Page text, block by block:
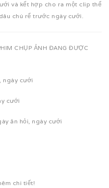
và kết hợp cho ra một clip thể
chú rể trước ngày cưới.
CHỤP ẢNH ĐANG ĐƯỢC
ngày cưới
cưới
ăn hỏi, ngày cưới
chi tiết!